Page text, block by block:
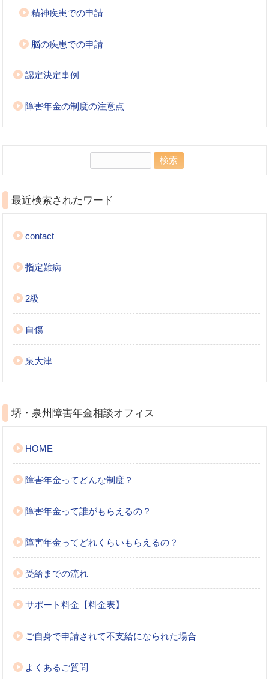
精神疾患での申請
脳の疾患での申請
認定決定事例
障害年金の制度の注意点
最近検索されたワード
contact
指定難病
2級
自傷
泉大津
堺・泉州障害年金相談オフィス
HOME
障害年金ってどんな制度？
障害年金って誰がもらえるの？
障害年金ってどれくらいもらえるの？
受給までの流れ
サポート料金【料金表】
ご自身で申請されて不支給になられた場合
よくあるご質問